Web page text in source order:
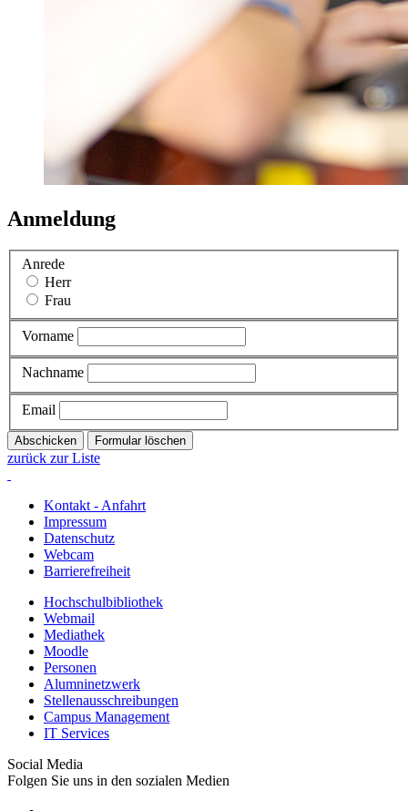
Anmeldung
Anrede
Herr
Frau
Vorname
Nachname
Email
zurück zur Liste
Kontakt - Anfahrt
Impressum
Datenschutz
Webcam
Barrierefreiheit
Hochschulbibliothek
Webmail
Mediathek
Moodle
Personen
Alumninetzwerk
Stellenausschreibungen
Campus Management
IT Services
Social Media
Folgen Sie uns in den sozialen Medien